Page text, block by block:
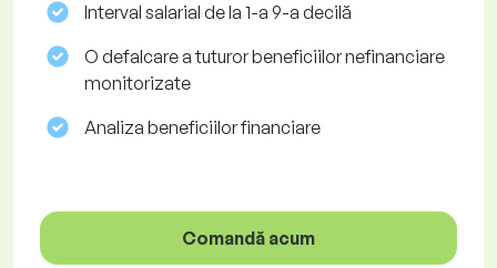
Interval salarial de la 1-a 9-a decilă
O defalcare a tuturor beneficiilor nefinanciare
monitorizate
Analiza beneficiilor financiare
Comandă acum